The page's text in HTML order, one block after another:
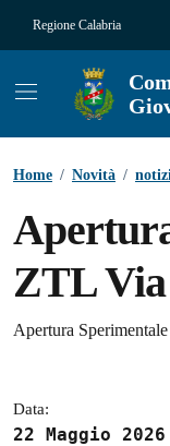
Regione Calabria
Home / Novità /
ZTL
Dettagli
Apertura
Data:
22 Maggio 2026